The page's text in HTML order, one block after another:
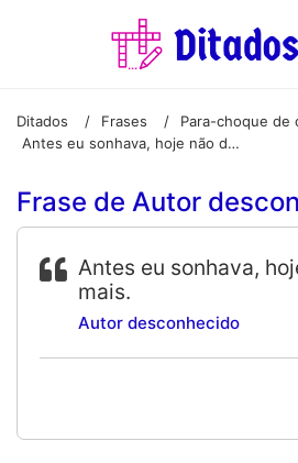
Ditados / Frases / Para-choque de
Antes eu sonhava, hoje não durmo mais.
Frase de Autor
Antes eu sonhava,
mais.
Autor desconhecido